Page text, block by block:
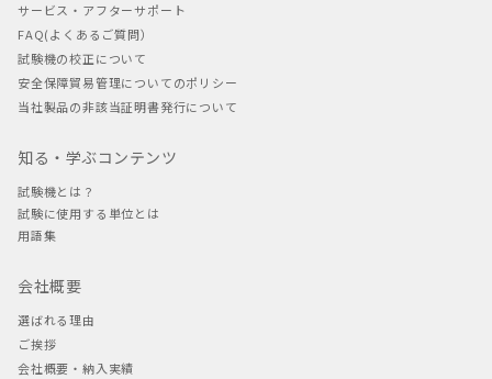
サービス・アフターサポート
FAQ(よくあるご質問）
試験機の校正について
安全保障貿易管理についてのポリシー
当社製品の非該当証明書発行について
知る・学ぶコンテンツ
試験機とは？
試験に使用する単位とは
用語集
会社概要
選ばれる理由
ご挨拶
会社概要・納入実績